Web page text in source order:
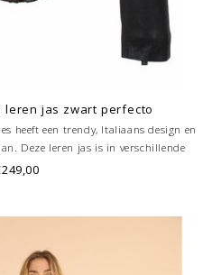
leren jas zwart perfecto
heeft een trendy, Italiaans design en
Deze leren jas is in verschillende
zwarte leren jas is uniek! (Let op valt